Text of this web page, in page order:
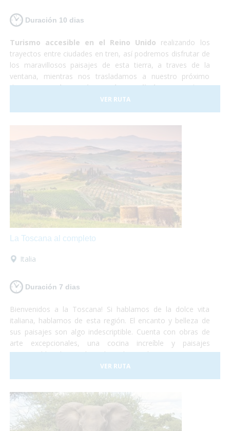
Duración 10 dias
Turismo accesible en el Reino Unido realizando los
trayectos entre ciudades en tren, así podremos disfrutar de
los maravillosos paisajes de esta tierra, a traves de la
ventana, mientras nos trasladamos a nuestro próximo
destino.Londres, Liverpool y Edimburgo, cultura,
shopping, historia y naturaleza. Un país completamente
preparado para hacer que la experiencia de todos los
VER RUTA
La Toscana al completo
Italia
Duración 7 dias
Bienvenidos a la Toscana! Si hablamos de la dolce vita
italiana, hablamos de esta región. El encanto y belleza de
sus paisajes son algo indescriptible. Cuenta con obras de
arte excepcionales, una cocina increíble y paisajes
interminables de viñedos, alamedas y olivares. Un visita a
uno de los museos más importantes o una degustación de
vinos y quesos, tu eliges!
VER RUTA